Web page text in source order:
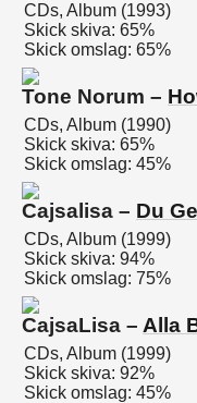
CDs, Album (1993)
Skick skiva: 65%
Skick omslag: 65%
Tone Norum –
CDs, Album (1990)
Skick skiva: 65%
Skick omslag: 45%
Cajsalisa – Du
CDs, Album (1999)
Skick skiva: 94%
Skick omslag: 75%
CajsaLisa – Alla
CDs, Album (1999)
Skick skiva: 92%
Skick omslag: 45%